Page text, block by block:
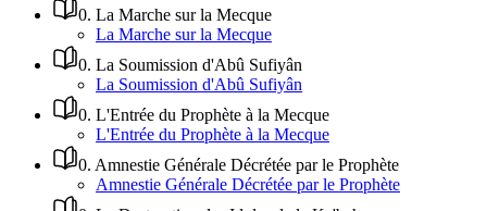
0. La Marche sur la Mecque
La Marche sur la Mecque
0. La Soumission d'Abû Sufiyân
La Soumission d'Abû Sufiyân
0. L'Entrée du Prophète à la Mecque
L'Entrée du Prophète à la Mecque
0. Amnestie Générale Décrétée par le Prophète
Amnestie Générale Décrétée par le Prophète